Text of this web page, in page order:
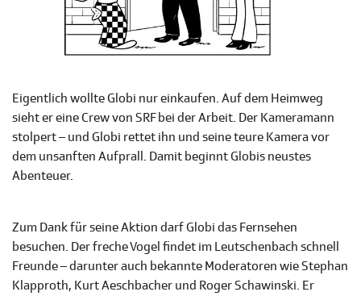
Eigentlich wollte Globi nur einkaufen. Auf dem Heimweg
sieht er eine Crew von SRF bei der Arbeit. Der Kameramann
stolpert – und Globi rettet ihn und seine teure Kamera vor
dem unsanften Aufprall. Damit beginnt Globis neustes
Abenteuer.
Zum Dank für seine Aktion darf Globi das Fernsehen
besuchen. Der freche Vogel findet im Leutschenbach schnell
Freunde – darunter auch bekannte Moderatoren wie Stephan
Klapproth, Kurt Aeschbacher und Roger Schawinski. Er